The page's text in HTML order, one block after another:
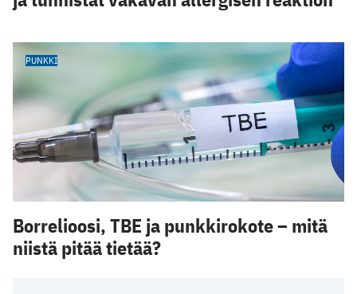
PUNKKI
Borrelioosi, TBE ja punkkirokote – mitä
niistä pitää tietää?